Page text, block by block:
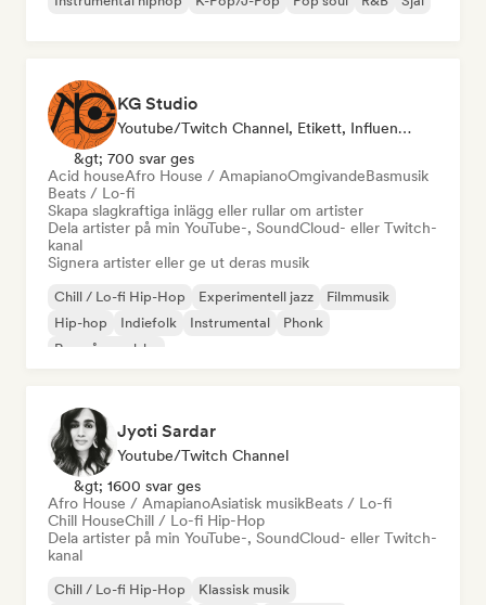
KG Studio
Youtube/Twitch Channel, Etikett, Influencer I Sociala Medier
&gt; 700 svar ges
Acid houseAfro House / AmapianoOmgivandeBasmusik
Beats / Lo-fi
Skapa slagkraftiga inlägg eller rullar om artister
Dela artister på min YouTube-, SoundCloud- eller Twitch-
kanal
Signera artister eller ge ut deras musik
Chill / Lo-fi Hip-Hop Experimentell jazz
Filmmusik
Hip-hop
Indiefolk Instrumental
Phonk
Rap på engelska
Jyoti Sardar
Youtube/Twitch Channel
&gt; 1600 svar ges
Afro House / AmapianoAsiatisk musikBeats / Lo-fi
Chill HouseChill / Lo-fi Hip-Hop
Dela artister på min YouTube-, SoundCloud- eller Twitch-
kanal
Chill / Lo-fi Hip-Hop Klassisk musik